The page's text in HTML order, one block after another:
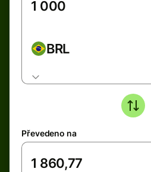
BRL
Převedeno na